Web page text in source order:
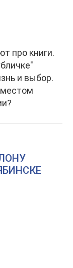
про книги.
и выбор.